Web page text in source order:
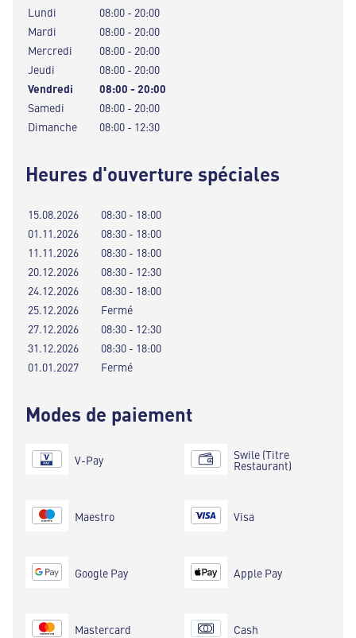
Lundi
08:00 - 20:00
Mardi
08:00 - 20:00
Mercredi
08:00 - 20:00
Jeudi
08:00 - 20:00
Vendredi
08:00 - 20:00
Samedi
08:00 - 20:00
Dimanche
08:00 - 12:30
Heures d'ouverture spéciales
15.08.2026
08:30 - 18:00
01.11.2026
08:30 - 18:00
11.11.2026
08:30 - 18:00
20.12.2026
08:30 - 12:30
24.12.2026
08:30 - 18:00
25.12.2026
Fermé
27.12.2026
08:30 - 12:30
31.12.2026
08:30 - 18:00
01.01.2027
Fermé
Modes de paiement
V-Pay
Maestro
Google Pay
Mastercard
Swile (Titre
Restaurant)
Visa
Apple Pay
Cash